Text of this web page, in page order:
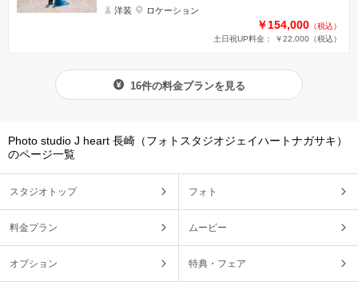
洋装 ロケーション
￥154,000 （税込）
土日祝UP料金： ￥22,000 （税込）
16件の料金プランを見る
Photo studio J heart 長崎（フォトスタジオジェイハートナガサキ）
のページ一覧
スタジオトップ フォト
料金プラン ムービー
オプション 特典・フェア